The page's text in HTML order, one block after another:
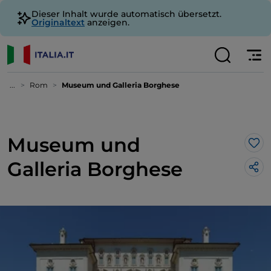
Dieser Inhalt wurde automatisch übersetzt.
Originaltext anzeigen.
... Rom Museum und Galleria Borghese
Museum und
Galleria Borghese